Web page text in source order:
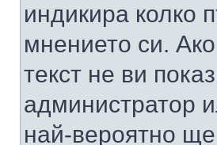
индикира колко
мнението си.
текст не ви
администратор
най-вероятно